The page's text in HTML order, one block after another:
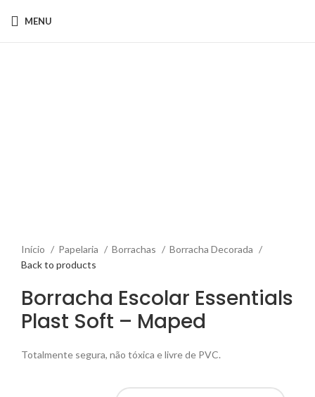
MENU
Início Papelaria Borrachas
Borracha Decorada
Back to products
Borracha Escolar Essentials
Plast Soft – Maped
Totalmente segura, não tóxica e livre de PVC.